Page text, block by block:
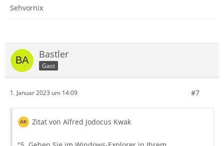
Sehvornix
Bastler
Gast
1. Januar 2023 um 14:09 #7
Zitat von Alfred Jodocus Kwak